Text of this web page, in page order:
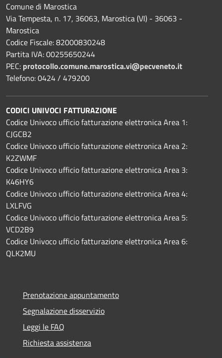
Comune di Marostica
Via Tempesta, n. 17, 36063, Marostica (VI) - 36063 -
Marostica
Codice Fiscale: 82000830248
Partita IVA: 00255650244
PEC: protocollo.comune.marostica.vi@pecveneto.it
Telefono: 0424 / 479200
CODICI UNIVOCI FATTURAZIONE
Codice Univoco ufficio fatturazione elettronica Area 1:
CJGCB2
Codice Univoco ufficio fatturazione elettronica Area 2:
K2ZWMF
Codice Univoco ufficio fatturazione elettronica Area 3:
K46HY6
Codice Univoco ufficio fatturazione elettronica Area 4:
LXLFVG
Codice Univoco ufficio fatturazione elettronica Area 5:
VCD2B9
Codice Univoco ufficio fatturazione elettronica Area 6:
QLK2MU
Prenotazione appuntamento
Segnalazione disservizio
Leggi le FAQ
Richiesta assistenza